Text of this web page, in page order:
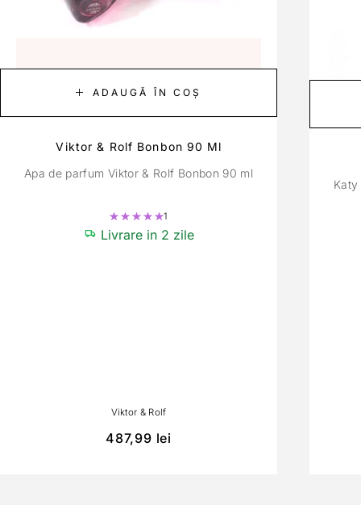
ADAUGĂ ÎN COȘ
Viktor & Rolf Bonbon 90 Ml
Apa de parfum Viktor & Rolf Bonbon 90 ml
Evaluat la
1
Livrare in 2 zile
Viktor & Rolf
487,99 lei